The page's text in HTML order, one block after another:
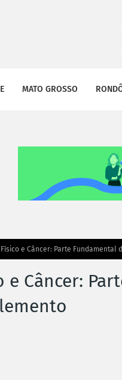
MATO GROSSO
Físico e Câncer: Parte Fundamental
e Câncer: